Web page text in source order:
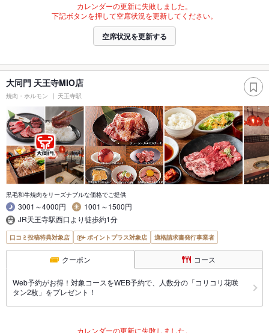
カレンダーの更新に失敗しました。
下記ボタンを押して空席状況を更新してください。
空席状況を更新する
大同門 天王寺MIO店
焼肉・ホルモン 天王寺駅
黒毛和牛焼肉をリーズナブルな価格でご提供
3001～4000円
1001～1500円
JR天王寺駅西口より徒歩約1分
口コミ投稿特典対象店 ポイントプラス対象店 適格請求書発行事業者
クーポン コース
Web予約がお得！対象コースをWEB予約で、人数分の「コリコリ花咲
タン2枚」をプレゼント！
カレンダーの更新に失敗しました。